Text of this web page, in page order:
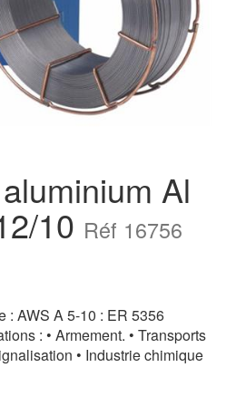
Al
10 Réf 16756
: AWS A 5-10 : ER 5356
: • Armement. • Transports
• Industrie chimique